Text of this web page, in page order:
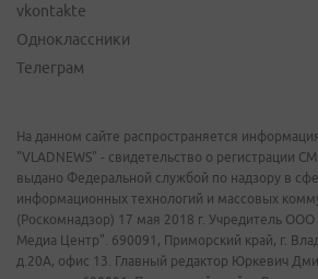
vkontakte
Одноклассники
Телеграм
На данном сайте распространяется
"VLADNEWS" - свидетельство о регистрации
выдано Федеральной службой по надзору в
информационных технологий и массовых
(Роскомнадзор) 17 мая 2018 г. Учредитель
Медиа Центр". 690091, Приморский край, г.
д.20А, офис 13. Главный редактор Юркевич